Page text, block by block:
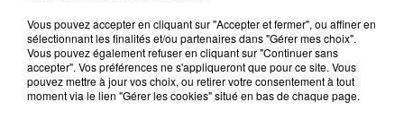
Dunkerque : trois femmes mortes au large de
la digue du Braek
Saint-Omer : un enfant gravement
brûlé après l'explosion d'un jouet...
Vous pouvez accepter en cliquant sur "Accepter et fermer", ou affiner en
sélectionnant les finalités et/ou partenaires dans "Gérer mes choix".
Vous pouvez également refuser en cliquant sur "Continuer sans
accepter". Vos préférences ne s'appliqueront que pour ce site. Vous
pouvez mettre à jour vos choix, ou retirer votre consentement à tout
moment via le lien "Gérer les cookies" situé en bas de chaque page.